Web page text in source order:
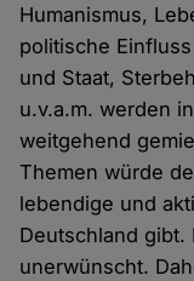
Humanismus,
politische
und Staat,
u.v.a.m. werden
weitgehend
Themen würde
lebendige und
Deutschland
unerwünscht.